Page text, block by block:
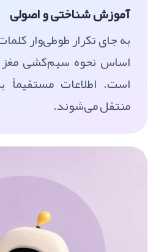
آموزش شناختی و اصولی
به جای تکرار طوطی‌وار
اساس نحوه سیم‌کشی
است. اطلاعات مستقیماً
منتقل می‌شوند.